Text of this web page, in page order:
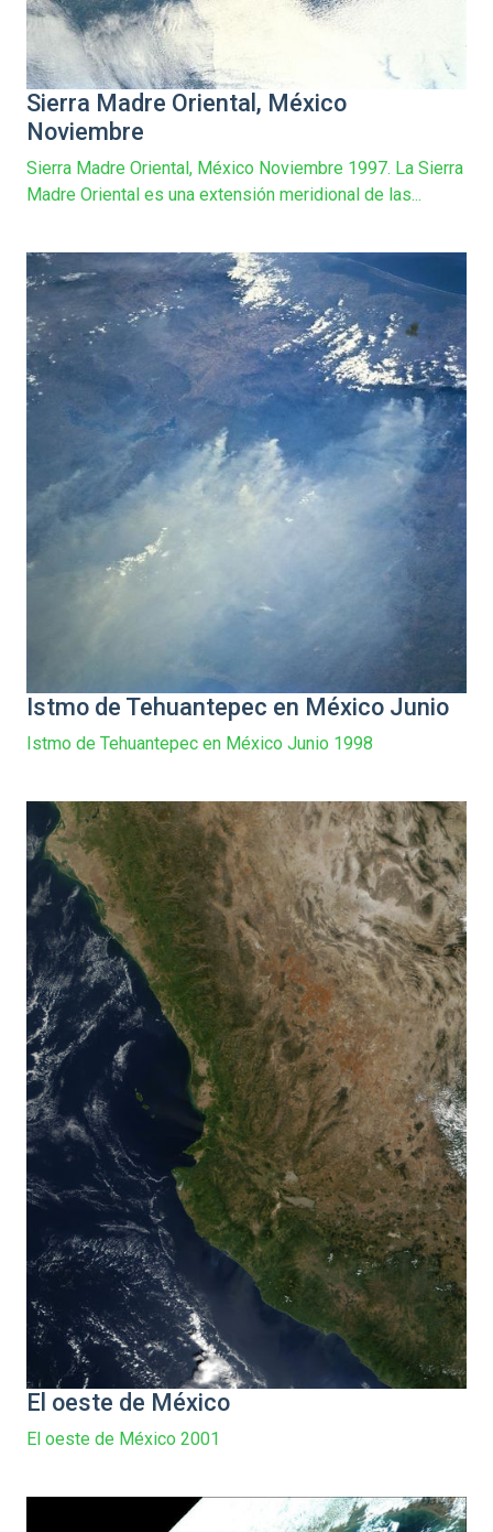
Sierra Madre Oriental, México
Noviembre
Sierra Madre Oriental, México Noviembre 1997. La Sierra
Madre Oriental es una extensión meridional de las...
Istmo de Tehuantepec en México Junio
Istmo de Tehuantepec en México Junio 1998
El oeste de México
El oeste de México 2001